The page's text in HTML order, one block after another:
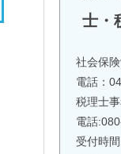
士・
社会保
電話：
税理士
電話
受付時